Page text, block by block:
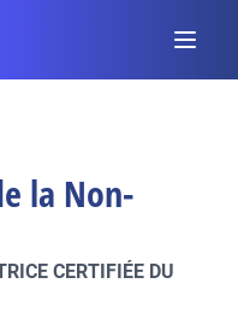
la Non-
CERTIFIÉE DU